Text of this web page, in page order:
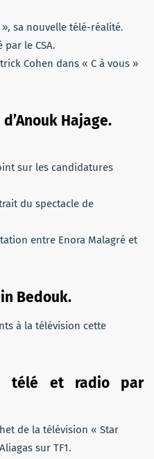
sa nouvelle télé-réalité.
par le CSA.
Cohen dans « C à vous »
Hajage.
sur les candidatures
du spectacle de
entre Enora Malagré et
Bedouk.
à la télévision cette
télé et radio par
de la télévision « Star
sur TF1.